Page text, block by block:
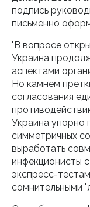
подпись
письменно
"В вопросе
Украина
аспектами
Но камнем
согласования
Украина упорно
симметричных
выработать
инфекционисты
экспресс-
сомнительными